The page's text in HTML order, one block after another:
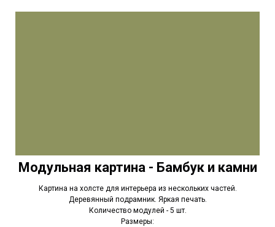
Модульная картина - Бамбук и камни
Картина на холсте для интерьера из нескольких частей.
Деревянный подрамник. Яркая печать.
Количество модулей - 5 шт.
Размеры: